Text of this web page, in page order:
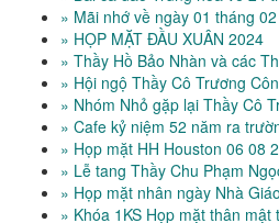
» Mãi nhớ về ngày 01 tháng 02
» HỌP MẶT ĐẦU XUÂN 2024
» Thầy Hồ Bảo Nhàn và các
» Hội ngộ Thầy Cô Trương
» Nhóm Nhỏ gặp lại Thầy Cô
» Cafe kỷ niệm 52 năm ra
» Họp mặt HH Houston 06 08
» Lễ tang Thầy Chu Phạm
» Họp mặt nhân ngày Nhà
» Khóa 1KS Họp mặt thân